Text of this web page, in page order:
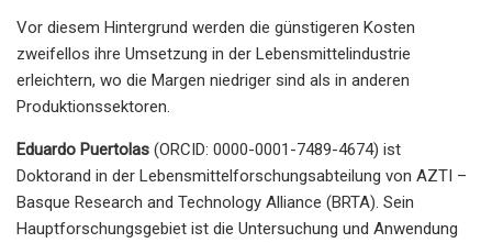
Vor diesem Hintergrund werden die günstigeren Kosten
zweifellos ihre Umsetzung in der Lebensmittelindustrie
erleichtern, wo die Margen niedriger sind als in anderen
Produktionssektoren.
Eduardo Puertolas (ORCID: 0000-0001-7489-4674) ist
Doktorand in der Lebensmittelforschungsabteilung von AZTI –
Basque Research and Technology Alliance (BRTA). Sein
Hauptforschungsgebiet ist die Untersuchung und Anwendung